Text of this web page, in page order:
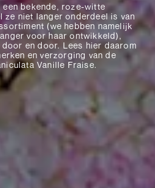
bekende, roze-witte
ze niet langer onderdeel is van
(we hebben namelijk
voor haar ontwikkeld),
en door. Lees hier daarom
en verzorging van de
Vanille Fraise.